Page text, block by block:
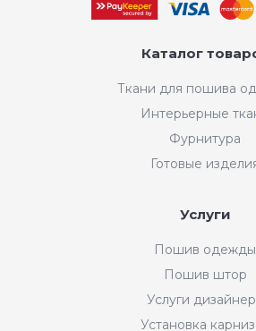
Каталог
Ткани для пошива
Интерьерные
Фурнитура
Готовые
Услуги
Пошив одежды
Пошив штор
Услуги
Установка